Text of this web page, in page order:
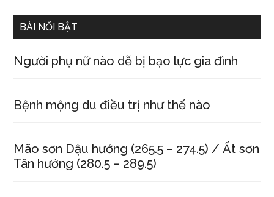
sinh
BÀI NỔI BẬT
Người phụ nữ nào dễ bị bạo lực gia đình
Bệnh mộng du điều trị như thế nào
Mão sơn Dậu hướng (265.5 – 274.5) / Ất sơn
Tân hướng (280.5 – 289.5)